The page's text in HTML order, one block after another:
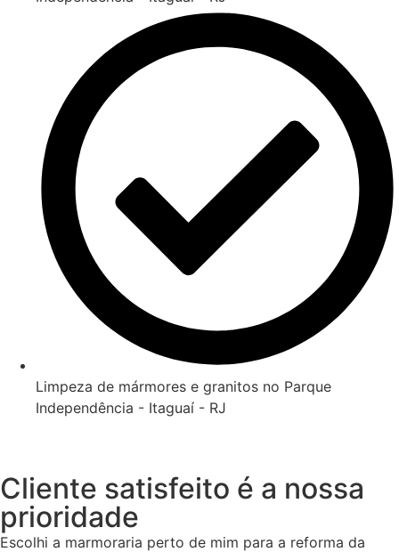
Limpeza de mármores e granitos no Parque
Independência - Itaguaí - RJ
Cliente satisfeito é a nossa
prioridade
Escolhi a marmoraria perto de mim para a reforma da